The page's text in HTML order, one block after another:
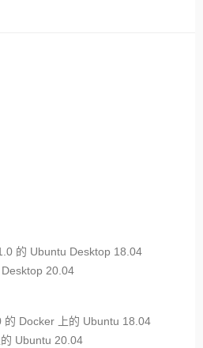
的 Ubuntu Desktop 18.04
20.04
的 Docker 上的 Ubuntu 18.04
Ubuntu 20.04